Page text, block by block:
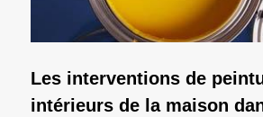
Les interventions de
intérieurs de la maison